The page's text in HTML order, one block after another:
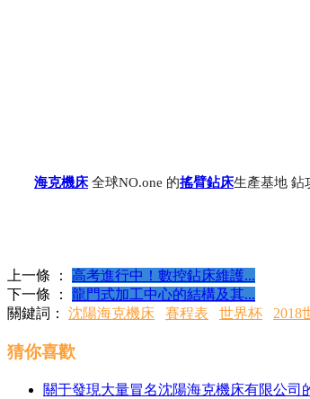
海克機床全球NO.one 的搖臂鉆床生產基地 鉆
上一條 ：
高考進行中！數控鉆床維護...
下一條 ：
龍門式加工中心的結構及其...
關鍵詞： 沈陽海克機床 賽程表 世界杯 2018
猜你喜歡
關于發現大量冒名沈陽海克機床有限公司